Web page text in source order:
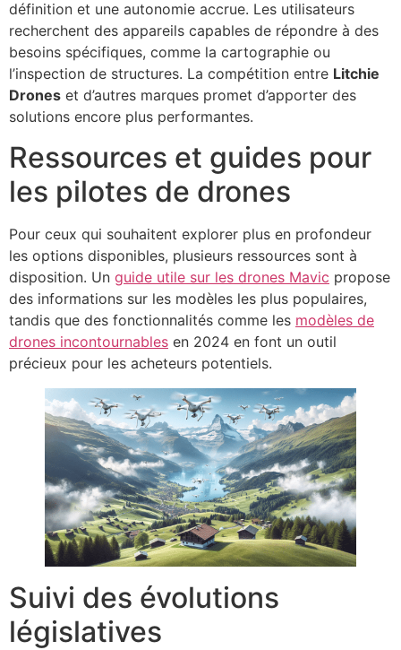
définition et une autonomie accrue. Les utilisateurs
recherchent des appareils capables de répondre à des
besoins spécifiques, comme la cartographie ou
l’inspection de structures. La compétition entre Litchie
Drones et d’autres marques promet d’apporter des
solutions encore plus performantes.
Ressources et guides pour
les pilotes de drones
Pour ceux qui souhaitent explorer plus en profondeur
les options disponibles, plusieurs ressources sont à
disposition. Un guide utile sur les drones Mavic propose
des informations sur les modèles les plus populaires,
tandis que des fonctionnalités comme les modèles de
drones incontournables en 2024 en font un outil
précieux pour les acheteurs potentiels.
Suivi des évolutions
législatives